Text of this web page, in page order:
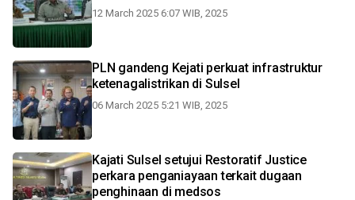
12 March 2025 6:07 WIB, 2025
PLN gandeng Kejati perkuat infrastruktur
ketenagalistrikan di Sulsel
06 March 2025 5:21 WIB, 2025
Kajati Sulsel setujui Restoratif Justice
perkara penganiayaan terkait dugaan
penghinaan di medsos